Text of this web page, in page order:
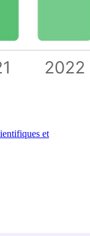
et